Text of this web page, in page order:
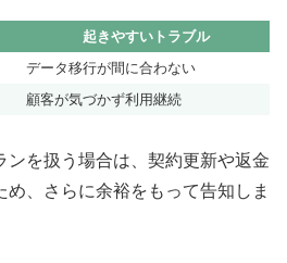
起きやすいトラブル
データ移行が間に合わない
顧客が気づかず利用継続
ンを扱う場合は、契約更新や返金
、さらに余裕をもって告知しま